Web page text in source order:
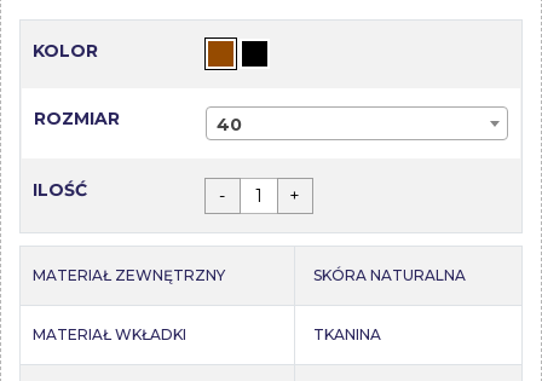
KOLOR
ROZMIAR 40
ILOŚĆ - +
MATERIAŁ ZEWNĘTRZNY SKÓRA NATURALNA
MATERIAŁ WKŁADKI TKANINA